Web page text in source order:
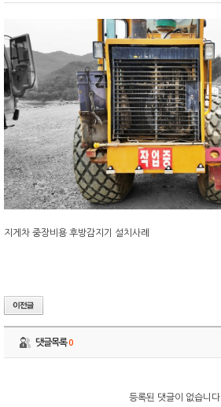
지게차 중장비용 후방감지기 설치사례
댓글목록0
등록된 댓글이 없습니다.